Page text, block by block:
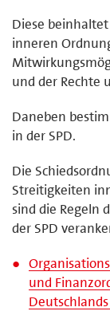
Diese
inneren
und der Rechte
Daneben
in der SPD.
Die
Streitigkeiten
sind die Regeln
der SPD
und